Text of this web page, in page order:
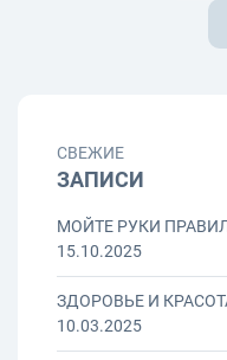
СВЕЖИЕ
ЗАПИСИ
МОЙТЕ РУКИ
15.10.2025
ЗДОРОВЬЕ И
10.03.2025